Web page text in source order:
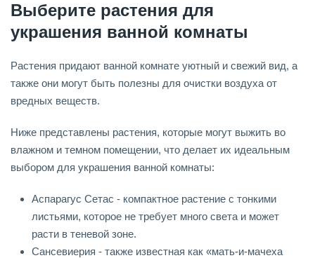
Выберите растения для
украшения ванной комнаты
Растения придают ванной комнате уютный и свежий вид, а
также они могут быть полезны для очистки воздуха от
вредных веществ.
Ниже представлены растения, которые могут выжить во
влажном и темном помещении, что делает их идеальным
выбором для украшения ванной комнаты:
Аспарагус Сетас - компактное растение с тонкими
листьями, которое не требует много света и может
расти в теневой зоне.
Сансевиерия - также известная как «мать-и-мачеха